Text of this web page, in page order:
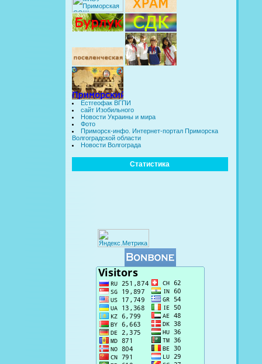
Естгеофак ВГПИ
сайт Изобильного
Новости Украины и мира
Фото
Приморск-инфо. Интернет-портал Приморска
Волгоградской области
Новости Волгограда
Статистика